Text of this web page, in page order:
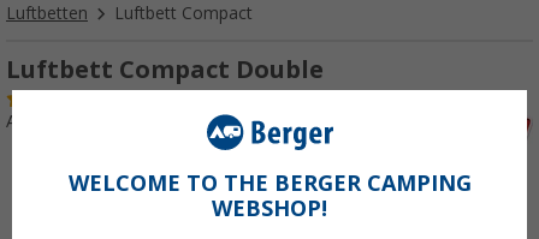
Luftbetten Luftbett Compact
Luftbett Compact Double
Art.-Nr.: 510720
WELCOME TO THE BERGER CAMPING
WEBSHOP!